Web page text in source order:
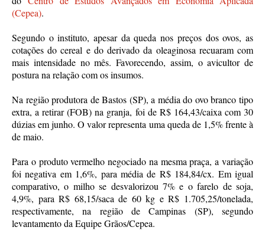
(Cepea).
Segundo o instituto, apesar da queda nos preços dos ovos, as
cotações do cereal e do derivado da oleaginosa recuaram com
mais intensidade no mês. Favorecendo, assim, o avicultor de
postura na relação com os insumos.
Na região produtora de Bastos (SP), a média do ovo branco tipo
extra, a retirar (FOB) na granja, foi de R$ 164,43/caixa com 30
dúzias em junho. O valor representa uma queda de 1,5% frente à
de maio.
Para o produto vermelho negociado na mesma praça, a variação
foi negativa em 1,6%, para média de R$ 184,84/cx. Em igual
comparativo, o milho se desvalorizou 7% e o farelo de soja,
4,9%, para R$ 68,15/saca de 60 kg e R$ 1.705,25/tonelada,
respectivamente, na região de Campinas (SP), segundo
levantamento da Equipe Grãos/Cepea.